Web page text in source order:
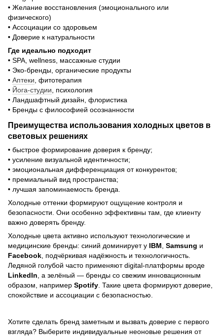
• Желание восстановления (эмоционального или
физического)
• Ассоциации со здоровьем
• Доверие к натуральности
Где идеально подходит
• SPA, wellness, массажные студии
• Эко-бренды, органические продукты
• Аптеки , фитотерапия
• Йога-студии , психология
• Ландшафтный дизайн, флористика
• Бренды с философией осознанности
Преимущества использования холодных цветов в
световых решениях
• быстрое формирование доверия к бренду;
• усиление визуальной идентичности;
• эмоциональная дифференциация от конкурентов;
• премиальный вид пространства;
• лучшая запоминаемость бренда.
Холодные оттенки формируют ощущение контроля и
безопасности. Они особенно эффективны там, где клиенту
важно доверять бренду.
Холодные цвета активно используют технологические и
медицинские бренды: синий доминирует у IBM Samsung и
Facebook , подчёркивая надёжность и технологичность.
Ледяной голубой часто применяют digital-платформы вроде
LinkedIn , а зелёный — бренды со свежим инновационным
образом, например Spotify . Такие цвета формируют доверие,
спокойствие и ассоциации с безопасностью.
Хотите сделать бренд заметным и вызвать доверие с первого
взгляда? Выберите индивидуальные неоновые решения от